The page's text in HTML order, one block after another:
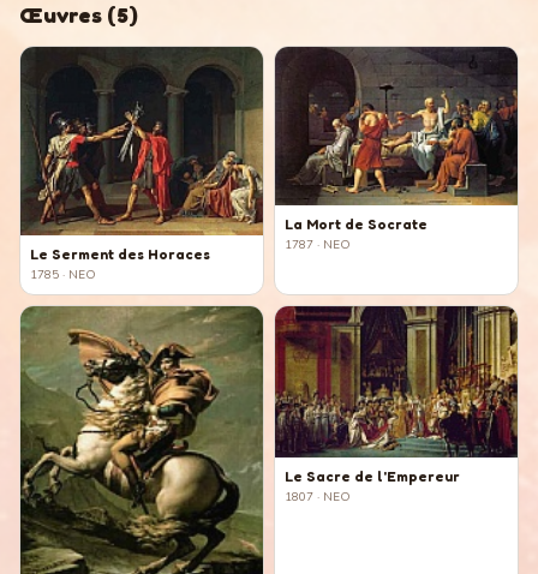
Œuvres (5)
Le Serment des Horaces
1785 · NEO
La Mort de Socrate
1787 · NEO
Le Sacre de l'Empereur
1807 · NEO